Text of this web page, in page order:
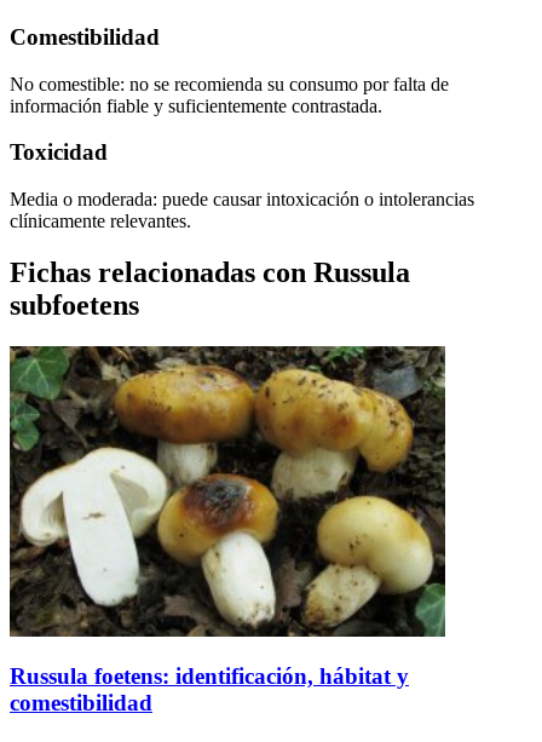
Comestibilidad
No comestible: no se recomienda su consumo por falta de
información fiable y suficientemente contrastada.
Toxicidad
Media o moderada: puede causar intoxicación o intolerancias
clínicamente relevantes.
Fichas relacionadas con Russula
subfoetens
Russula foetens: identificación, hábitat y
comestibilidad